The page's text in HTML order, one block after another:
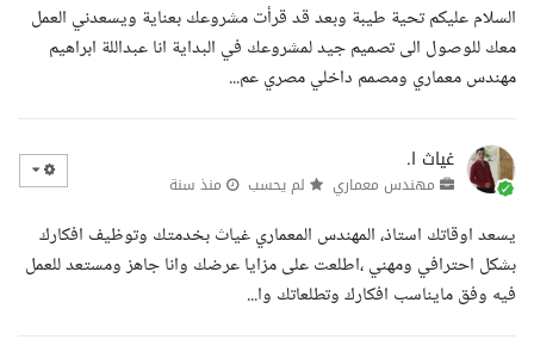
السلام عليكم تحية طيبة وبعد قد قرأت مشروعك بعناية ويسعدني العمل
معك للوصول الى تصميم جيد لمشروعك في البداية انا عبداللة ابراهيم
مهندس معماري ومصمم داخلي مصري عم...
غياث ا.
مهندس معماري لم يحسب منذ سنة
يسعد اوقاتك استاذ، المهندس المعماري غياث بخدمتك وتوظيف افكارك
بشكل احترافي ومهني ،اطلعت على مزايا عرضك وانا جاهز ومستعد للعمل
فيه وفق مايناسب افكارك وتطلعاتك وا...